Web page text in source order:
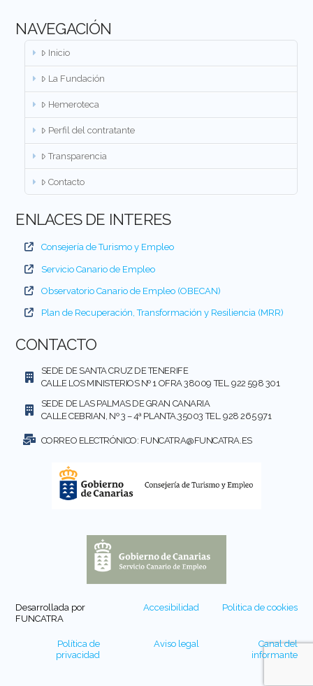
NAVEGACIÓN
Inicio
La Fundación
Hemeroteca
Perfil del contratante
Transparencia
Contacto
ENLACES DE INTERES
Consejería de Turismo y Empleo
Servicio Canario de Empleo
Observatorio Canario de Empleo (OBECAN)
Plan de Recuperación, Transformación y Resiliencia (MRR)
CONTACTO
SEDE DE SANTA CRUZ DE TENERIFE
CALLE LOS MINISTERIOS Nº 1 OFRA 38009 TEL. 922 598 301
SEDE DE LAS PALMAS DE GRAN CANARIA
CALLE CEBRIAN, Nº 3 – 4ª PLANTA,35003 TEL. 928 265 971
CORREO ELECTRÓNICO: FUNCATRA@FUNCATRA.ES
Desarrollada por
FUNCATRA
Accesibilidad Politica de cookies
Política de
privacidad
Aviso legal
Canal del
informante